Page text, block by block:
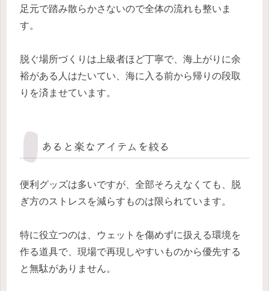
足元で踏み散らかさないので全体の流れも整いま
す。
脱ぐ場所づくりは上級者ほど丁寧で、海上がりに余
裕がある人はたいてい、海に入る前から帰りの段取
りを済ませています。
あると楽なアイテムを絞る
便利グッズは多いですが、全部そろえなくても、脱
ぎ方のストレスを減らすものは限られています。
特に役立つのは、ウェットを傷めずに扱える環境を
作る道具で、現場で再現しやすいものから優先する
と無駄がありません。